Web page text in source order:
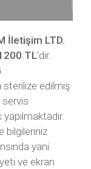
İletişim LTD.
TL‘dir.
edilmiş
servis
bilgileriniz
yani
ve ekran